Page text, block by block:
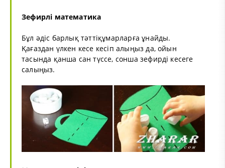
Зефирлі математика
Бұл әдіс барлық тәттіқұмарларға ұнайды.
Қағаздан үлкен кесе кесіп алыңыз да, ойын
тасында қанша сан түссе, сонша зефирді кесеге
салыңыз.